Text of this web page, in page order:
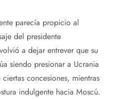
parecía propicio al
del presidente
a dejar entrever que su
siendo presionar a Ucrania
concesiones, mientras
indulgente hacia Moscú.